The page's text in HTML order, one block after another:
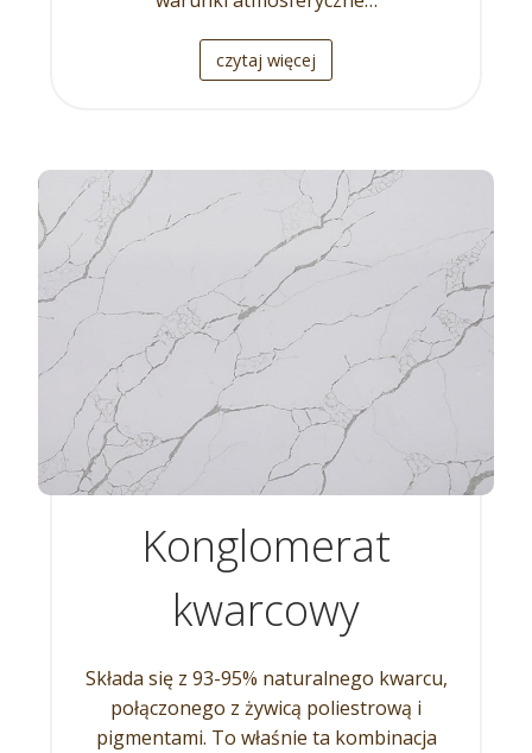
czytaj więcej
Konglomerat
kwarcowy
Składa się z 93-95% naturalnego kwarcu,
połączonego z żywicą poliestrową i
pigmentami. To właśnie ta kombinacja